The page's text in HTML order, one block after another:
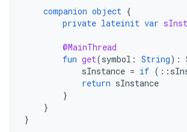
companion object {
private lateinit var
@MainThread
fun get(symbol : String):
sInstance = if ( ::
return sInstance
}
}
}